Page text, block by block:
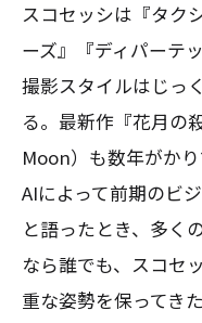
スコセッシは『タク
ーズ』『ディパーテ
撮影スタイルはじっ
る。最新作『花月
Moon）も数年がか
AIによって前期のビ
と語ったとき、多
なら誰でも、スコセ
重な姿勢を保ってき